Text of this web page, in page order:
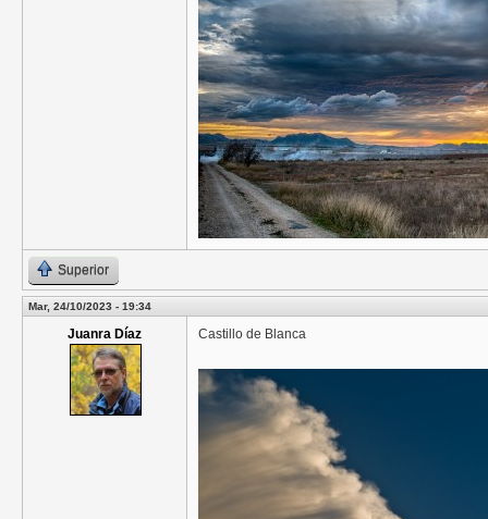
Superior
Mar, 24/10/2023 - 19:34
Juanra Díaz Castillo de Blanca